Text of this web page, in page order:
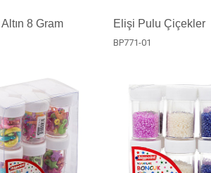
8 Gram Elişi Pulu Çiçekler
BP771-01